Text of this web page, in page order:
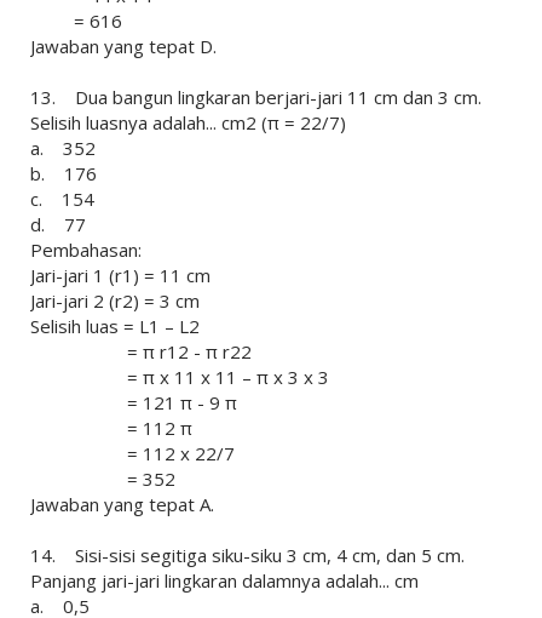
= 616
Jawaban yang tepat D.
13. Dua bangun lingkaran berjari-jari 11 cm dan 3 cm.
Selisih luasnya adalah... cm2 (π = 22/7)
a. 352
b. 176
c. 154
d. 77
Pembahasan:
Jari-jari 1 (r1) = 11 cm
Jari-jari 2 (r2) = 3 cm
Selisih luas = L1 – L2
= π r12 - π r22
= π x 11 x 11 – π x 3 x 3
= 121 π - 9 π
= 112 π
= 112 x 22/7
= 352
Jawaban yang tepat A.
14. Sisi-sisi segitiga siku-siku 3 cm, 4 cm, dan 5 cm.
Panjang jari-jari lingkaran dalamnya adalah... cm
a. 0,5